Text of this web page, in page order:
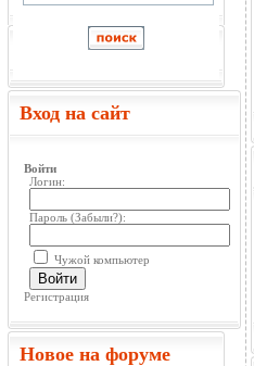
Вход на сайт
Войти
Логин:
Пароль (Забыли?):
Чужой компьютер
Войти
Регистрация
Новое на форуме